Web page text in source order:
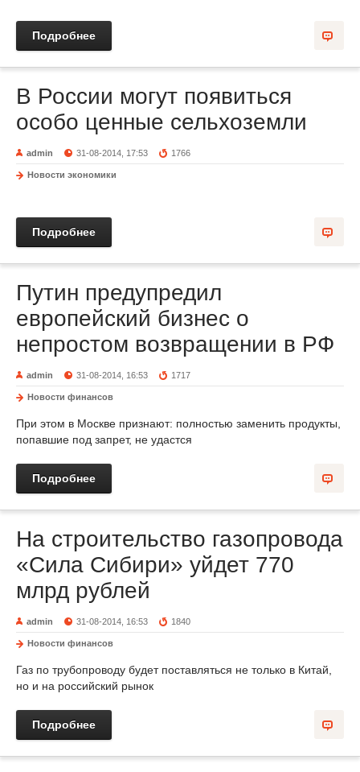
Подробнее
В России могут появиться
особо ценные сельхоземли
admin 31-08-2014, 17:53 1766
Новости экономики
Подробнее
Путин предупредил
европейский бизнес о
непростом возвращении в РФ
admin 31-08-2014, 16:53 1717
Новости финансов
При этом в Москве признают: полностью заменить продукты,
попавшие под запрет, не удастся
Подробнее
На строительство газопровода
«Сила Сибири» уйдет 770
млрд рублей
admin 31-08-2014, 16:53 1840
Новости финансов
Газ по трубопроводу будет поставляться не только в Китай,
но и на российский рынок
Подробнее